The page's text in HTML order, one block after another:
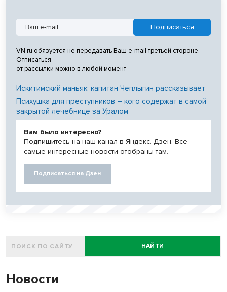
VN.ru обязуется не передавать Ваш e-mail третьей стороне.
Отписаться
от рассылки можно в любой момент
Искитимский маньяк: капитан Чеплыгин рассказывает
Психушка для преступников – кого содержат в самой
закрытой лечебнице за Уралом
Вам было интересно?
Подпишитесь на наш канал в Яндекс. Дзен. Все
самые интересные новости отобраны там.
Подписаться на Дзен
НАЙТИ
Новости